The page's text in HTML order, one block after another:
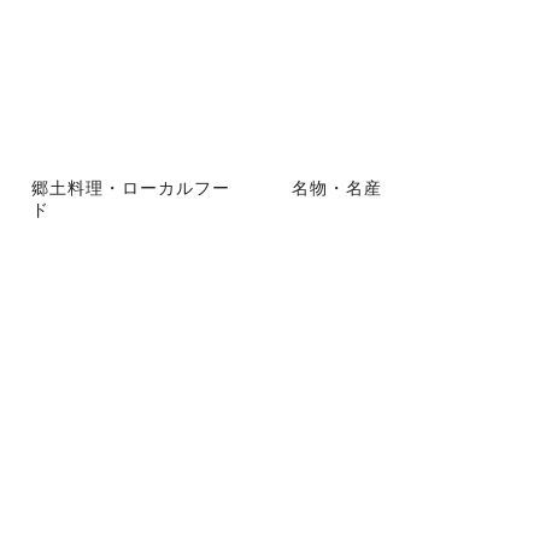
郷土料理・ローカルフー
ド
名物・名産